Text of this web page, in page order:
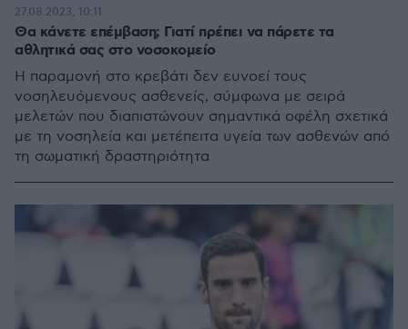
Θα κάνετε επέμβαση; Γιατί πρέπει να πάρετε τα
αθλητικά σας στο νοσοκομείο
Η παραμονή στο κρεβάτι δεν ευνοεί τους
νοσηλευόμενους ασθενείς, σύμφωνα με σειρά
μελετών που διαπιστώνουν σημαντικά οφέλη σχετικά
με τη νοσηλεία και μετέπειτα υγεία των ασθενών από
τη σωματική δραστηριότητα
27.08.2023, 10:11